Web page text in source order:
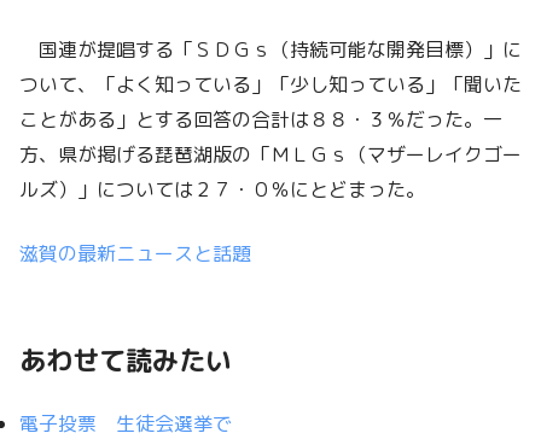
国連が提唱する「ＳＤＧｓ（持続可能な開発目標）」に
ついて、「よく知っている」「少し知っている」「聞いた
ことがある」とする回答の合計は８８・３％だった。一
方、県が掲げる琵琶湖版の「ＭＬＧｓ（マザーレイクゴー
ルズ）」については２７・０％にとどまった。
滋賀の最新ニュースと話題
あわせて読みたい
電子投票 生徒会選挙で